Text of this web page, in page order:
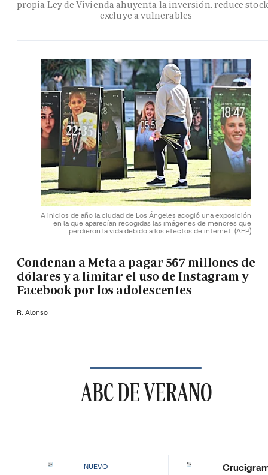
propia Ley de Vivienda ahuyenta la inversión, reduce
excluye a vulnerables
A inicios de año la ciudad de Los Ángeles acogió una exposición
en la que aparecían recogidas las imágenes de menores que
perdieron la vida debido a los efectos de internet. (AFP)
Condenan a Meta a pagar 567 millones de
dólares y a limitar el uso de Instagram y
Facebook por los adolescentes
R. Alonso
ABC DE VERANO
NUEVO